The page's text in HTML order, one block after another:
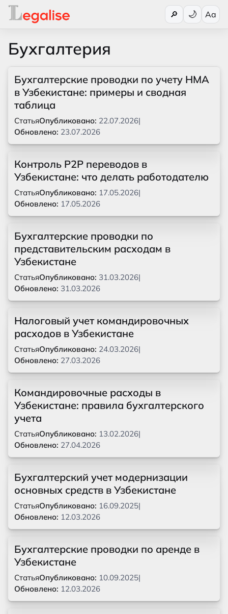
🔎 Aa
Бухгалтерия
Бухгалтерские проводки по учету НМА
в Узбекистане: примеры и сводная
таблица
СтатьяОпубликовано: 22.07.2026|
Обновлено: 23.07.2026
Контроль P2P переводов в
Узбекистане: что делать работодателю
СтатьяОпубликовано: 17.05.2026|
Обновлено: 17.05.2026
Бухгалтерские проводки по
представительским расходам в
Узбекистане
СтатьяОпубликовано: 31.03.2026|
Обновлено: 31.03.2026
Налоговый учет командировочных
расходов в Узбекистане
СтатьяОпубликовано: 24.03.2026|
Обновлено: 27.03.2026
Командировочные расходы в
Узбекистане: правила бухгалтерского
учета
СтатьяОпубликовано: 13.02.2026|
Обновлено: 27.04.2026
Бухгалтерский учет модернизации
основных средств в Узбекистане
СтатьяОпубликовано: 16.09.2025|
Обновлено: 12.03.2026
Бухгалтерские проводки по аренде в
Узбекистане
СтатьяОпубликовано: 10.09.2025|
Обновлено: 12.03.2026